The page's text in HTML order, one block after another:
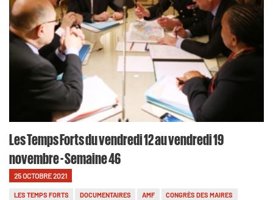
Les Temps Forts du vendredi 12 au vendredi 19
novembre - Semaine 46
25 OCTOBRE 2021
LES TEMPS FORTS DOCUMENTAIRES AMF CONGRÈS DES MAIRES